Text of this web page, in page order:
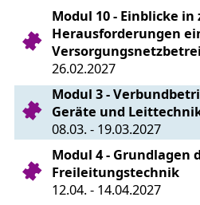
Modul 10 - Einblicke
Herausforderungen
26.02.2027
Modul 3 -
Geräte und
08.03. - 19.03.2027
Modul 4 - Grundlagen
Freileitungstechnik
12.04. - 14.04.2027